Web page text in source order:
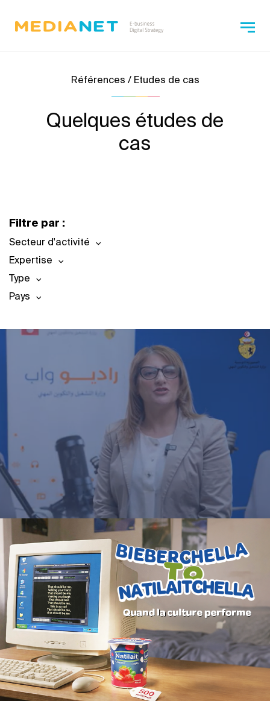
Références / Etudes de cas
Quelques études de
cas
Filtre par :
Secteur d'activité
Expertise
Type
Pays